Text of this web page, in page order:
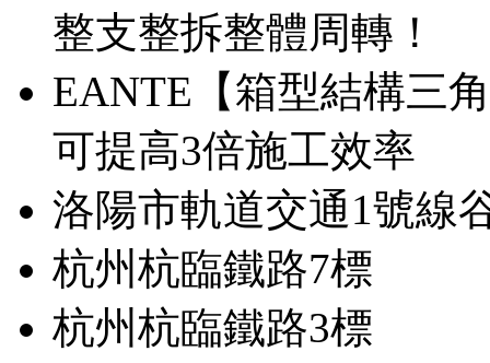
整支整拆整體周轉！
EANTE【箱型結構三
可提高3倍施工效率
洛陽市軌道交通1號線
杭州杭臨鐵路7標
杭州杭臨鐵路3標